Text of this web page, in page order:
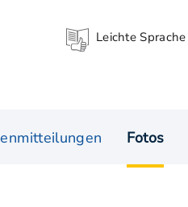
Leichte Sprache
Fotos